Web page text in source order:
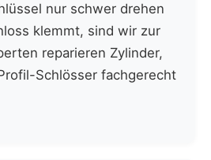
nur schwer drehen
klemmt, sind wir zur
reparieren Zylinder,
Schlösser fachgerecht